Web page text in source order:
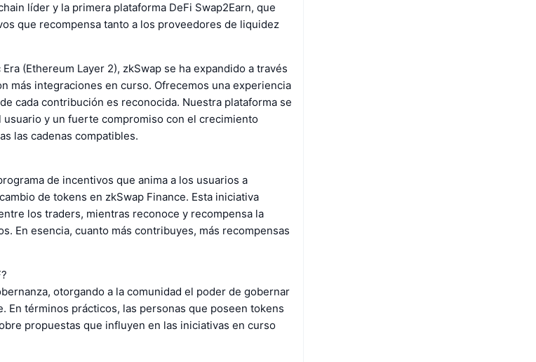
líder y la primera plataforma DeFi Swap2Earn, que
que recompensa tanto a los proveedores de liquidez
(Ethereum Layer 2), zkSwap se ha expandido a través
más integraciones en curso. Ofrecemos una experiencia
cada contribución es reconocida. Nuestra plataforma se
y un fuerte compromiso con el crecimiento
las cadenas compatibles.
de incentivos que anima a los usuarios a
de tokens en zkSwap Finance. Esta iniciativa
los traders, mientras reconoce y recompensa la
En esencia, cuanto más contribuyes, más recompensas
otorgando a la comunidad el poder de gobernar
En términos prácticos, las personas que poseen tokens
propuestas que influyen en las iniciativas en curso